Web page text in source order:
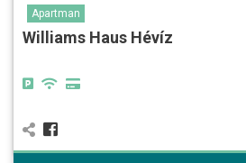
Apartman
Williams Haus Hévíz